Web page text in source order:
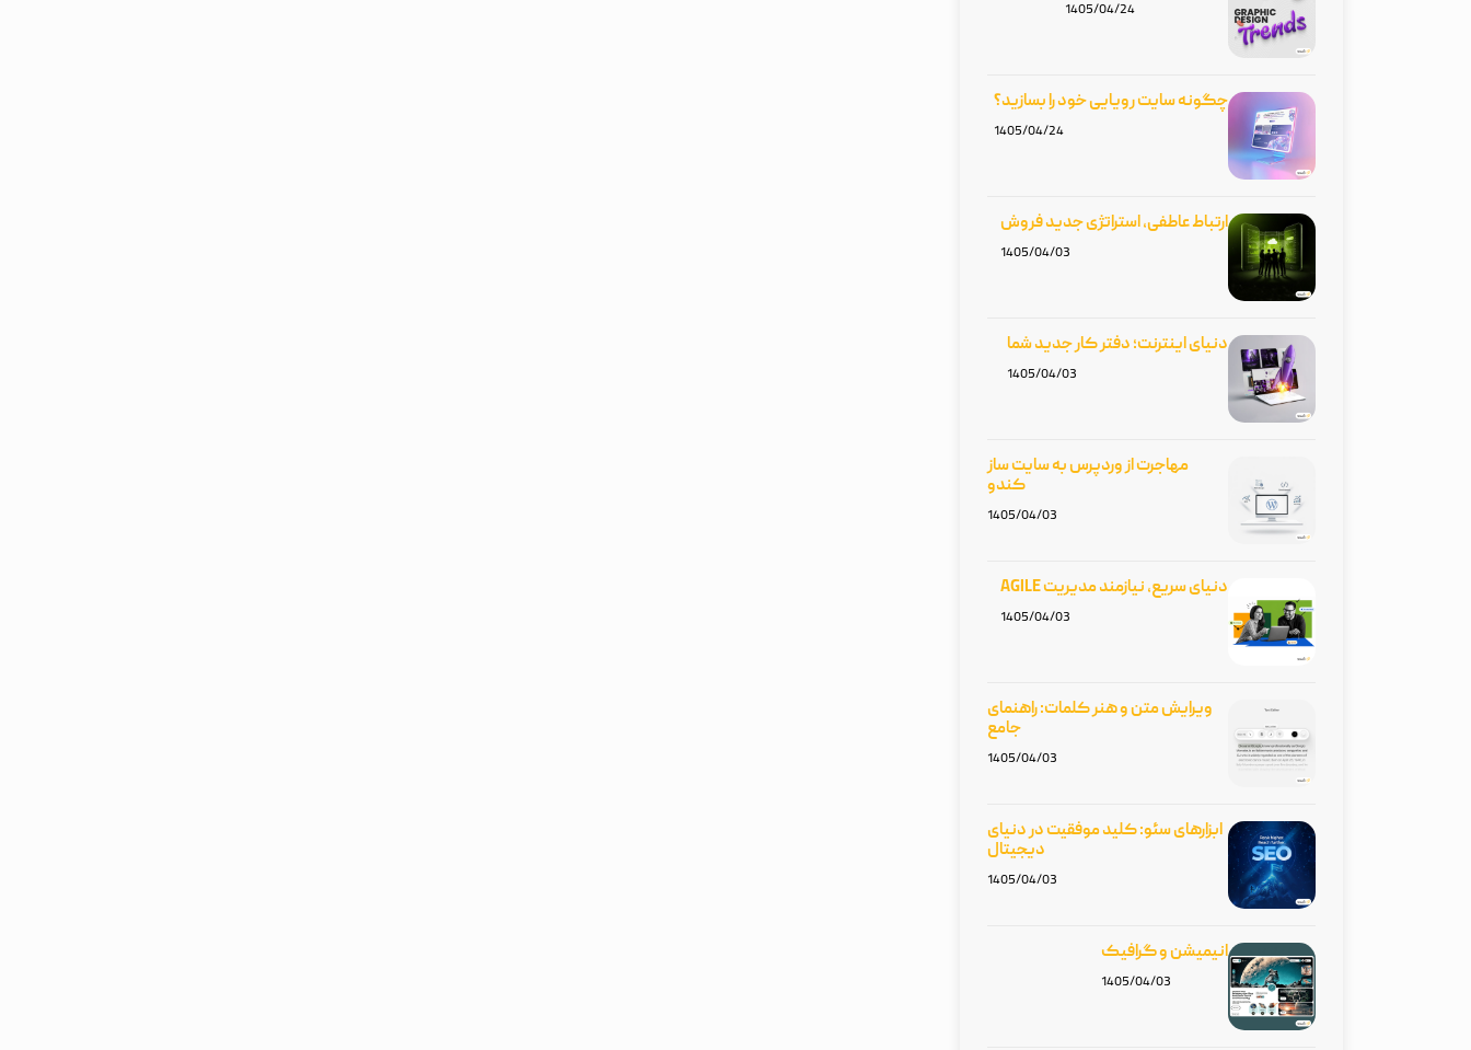
1405/04/24
چگونه سایت رویایی خود را بسازید؟
1405/04/24
ارتباط عاطفی، استراتژی جدید فروش
1405/04/03
دنیای اینترنت؛ دفتر کار جدید شما
1405/04/03
مهاجرت از وردپرس به سایت ساز
کندو
1405/04/03
دنیای سریع، نیازمند مدیریت AGILE
1405/04/03
ویرایش متن و هنر کلمات: راهنمای
جامع
1405/04/03
ابزارهای سئو: کلید موفقیت در دنیای
دیجیتال
1405/04/03
انیمیشن و گرافیک
1405/04/03